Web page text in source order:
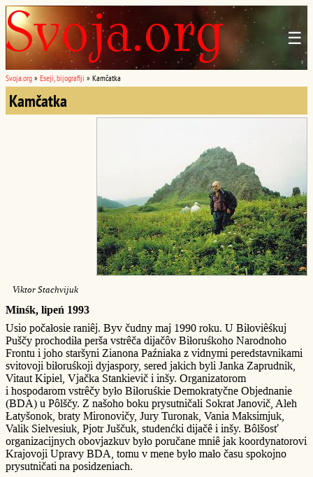
☰
Svoja.org » Eseji, bijografiji » Kamčatka
Kamčatka
Viktor Stachvijuk
Minśk, lipeń 1993
Usio počałosie raniêj. Byv čudny maj 1990 roku. U Biłoviêśkuj
Puščy prochodiła perša vstrêča dijačôv Biłoruśkoho Narodnoho
Frontu i joho staršyni Zianona Paźniaka z vidnymi peredstavnikami
svitovoji biłoruśkoji dyjaspory, sered jakich byli Janka Zaprudnik,
Vitaut Kipiel, Vjačka Stankievič i inšy. Organizatorom
i hospodarom vstrêčy było Biłoruśkie Demokratyčne Objednanie
(BDA) u Pôlščy. Z našoho boku prysutničali Sokrat Janovič, Aleh
Łatyšonok, braty Mironovičy, Jury Turonak, Vania Maksimjuk,
Valik Sielvesiuk, Pjotr Juščuk, studenćki dijačê i inšy. Bôlšosť
organizacijnych obovjazkuv było poručane mniê jak koordynatorovi
Krajovoji Upravy BDA, tomu v mene było mało času spokojno
prysutničati na posidzeniach.